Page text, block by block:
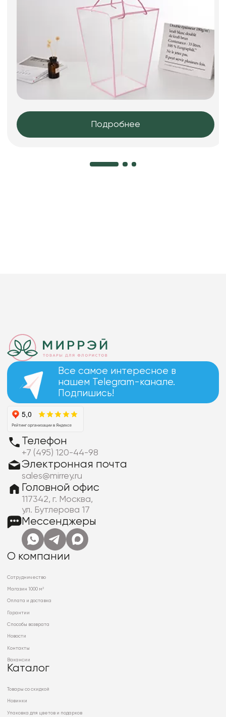
Подробнее
Все самое интересное в
нашем Telegram-канале.
Подпишись!
Телефон
+7 (495) 120-44-98
Электронная почта
sales@mirrey.ru
Головной офис
117342, г. Москва,
ул. Бутлерова 17
Мессенджеры
О компании
Сотрудничество
Магазин 1000 м²
Оплата и доставка
Гарантии
Способы возврата
Новости
Контакты
Вакансии
Каталог
Товары со скидкой
Новинки
Упаковка для цветов и подарков